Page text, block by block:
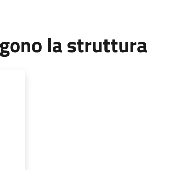
la struttura